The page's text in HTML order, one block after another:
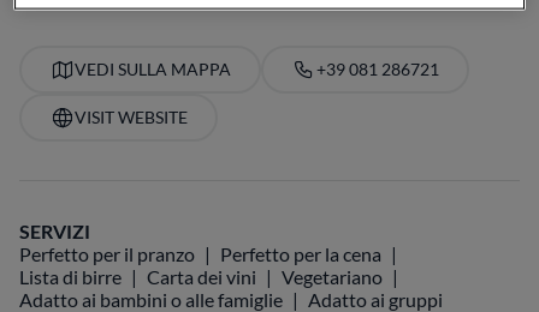
VEDI SULLA MAPPA +39 081 286721
VISIT WEBSITE
SERVIZI
Perfetto per il pranzo
Perfetto per la cena
Lista di birre
Carta dei vini
Vegetariano
Adatto ai bambini o alle famiglie
Adatto ai gruppi